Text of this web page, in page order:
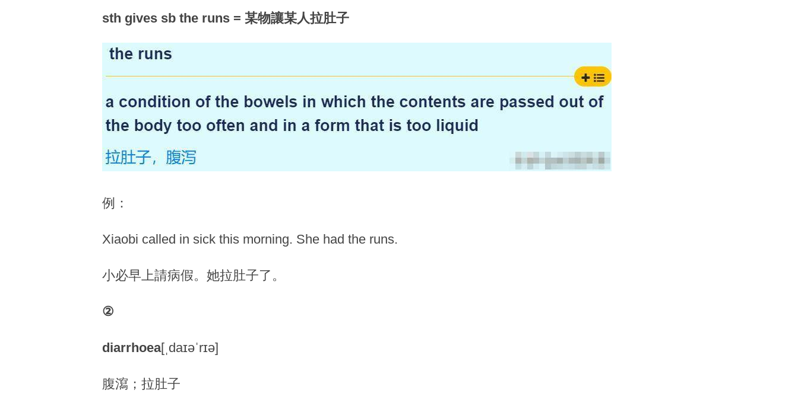
sth gives sb the runs = 某物讓某人拉肚子
例：
Xiaobi called in sick this morning. She had the runs.
小必早上請病假。她拉肚子了。
②
diarrhoea[ˌdaɪəˈrɪə]
腹瀉；拉肚子